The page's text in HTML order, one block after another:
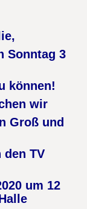
Sonntag 3
können!
wir
Groß und
den TV
um 12